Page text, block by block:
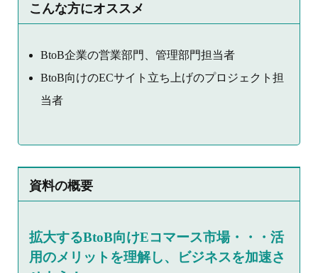
こんな方にオススメ
BtoB企業の営業部門、管理部門担当者
BtoB向けのECサイト立ち上げのプロジェクト担
当者
資料の概要
拡大するBtoB向けEコマース市場・・・活
用のメリットを理解し、ビジネスを加速さ